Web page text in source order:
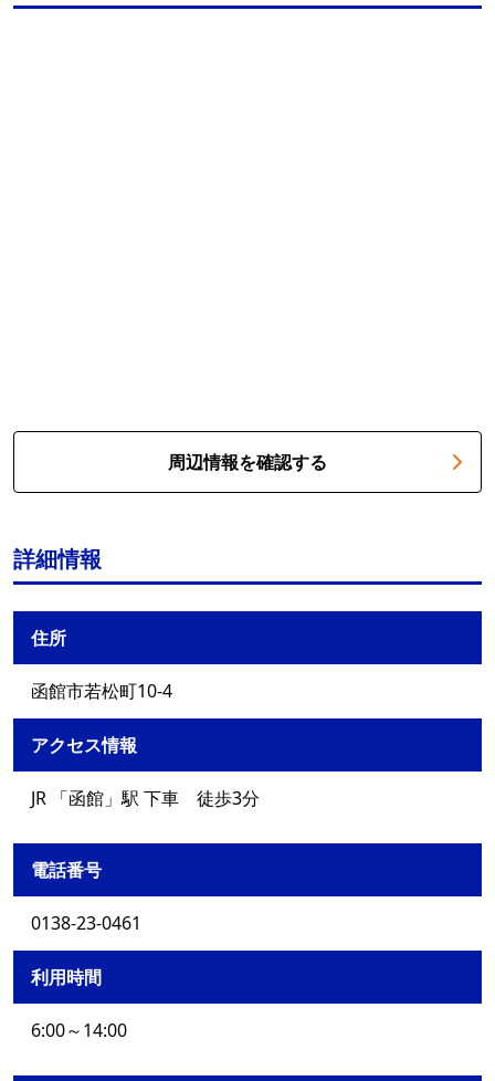
周辺情報を確認する
詳細情報
住所
函館市若松町10-4
アクセス情報
JR 「函館」駅 下車 徒歩3分
電話番号
0138-23-0461
利用時間
6:00～14:00